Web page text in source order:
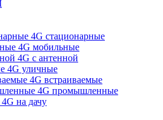
4G стационарные
4G мобильные
4G с антенной
4G уличные
4G встраиваемые
4G промышленные
4G на дачу